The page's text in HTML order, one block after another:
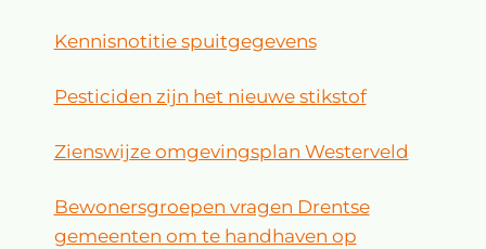
Kennisnotitie spuitgegevens
Pesticiden zijn het nieuwe stikstof
Zienswijze omgevingsplan Westerveld
Bewonersgroepen vragen Drentse
gemeenten om te handhaven op